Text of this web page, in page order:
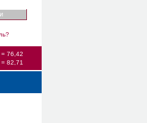
76,42
82,71